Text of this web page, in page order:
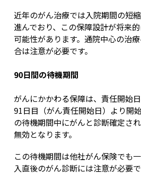
近年のがん治療では入院期間の短
進んでおり、この保障設計が将来
可能性があります。通院中心の治
合は注意が必要です。
90日間の待機期間
がんにかかわる保障は、責任開始
91日目（がん責任開始日）より開
の待機期間中にがんと診断確定さ
無効となります。
この待機期間は他社がん保険でも
入直後のがん診断には注意が必要